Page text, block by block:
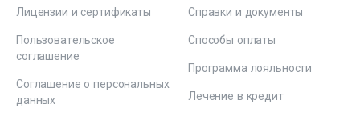
Лицензии и сертификаты
Пользовательское
соглашение
Соглашение о персональных
данных
Справки и документы
Способы оплаты
Программа лояльности
Лечение в кредит